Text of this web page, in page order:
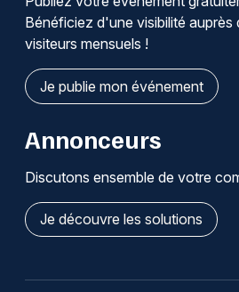
Bénéficiez d'une visibilité
visiteurs mensuels !
Je publie mon événement
Annonceurs
Discutons ensemble de votre
Je découvre les solutions